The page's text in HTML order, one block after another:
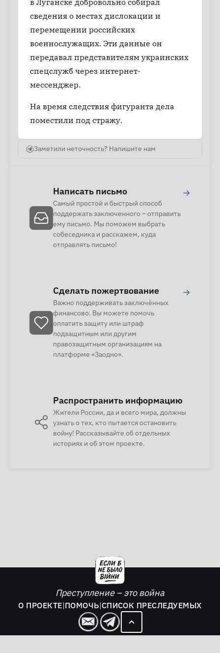
в Луганске добровольно собирал
сведения о местах дислокации и
перемещении российских
военнослужащих. Эти данные он
передавал представителям украинских
спецслужб через интернет-
мессенджер.
На время следствия фигуранта дела
поместили под стражу.
Заметили неточность? Напишите нам
Написать письмо
Самый простой и быстрый способ
поддержать заключенного – отправить
ему письмо. Мы поможем выбрать
собеседника и расскажем, куда
отправлять письмо!
→
Сделать пожертвование
Важно поддерживать заключённых
финансово. Вы можете помочь
оплатить защиту или штраф
подзащитным или другим
правозащитным организациям на
платформе «Заодно».
→
Распространить информацию
Жители России, да и всего мира, должны
узнать о тех, кто пытается остановить
войну! Рассказывайте об отдельных
историях и об этом проекте.
Преступление – это война
О ПРОЕКТЕ|ПОМОЧЬ|СПИСОК ПРЕСЛЕДУЕМЫХ